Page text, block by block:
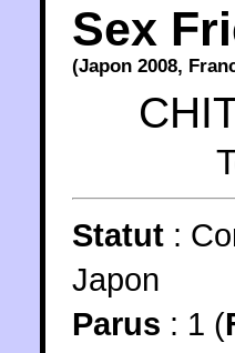
Sex
(Japon 2008,
Statut :
Japon
Parus : 1 (